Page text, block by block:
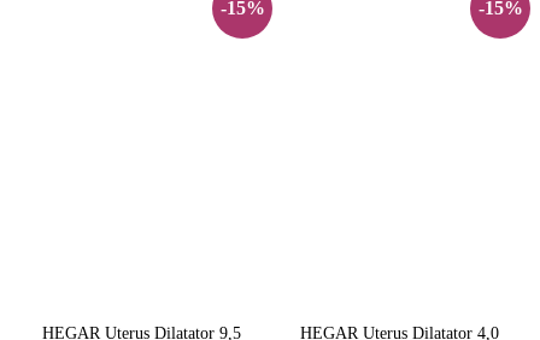
-15%
HEGAR Uterus Dilatator 9,5
-15%
HEGAR Uterus Dilatator 4,0